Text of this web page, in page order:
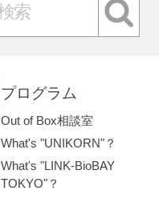
プログラム
Out of Box相談室
What's "UNIKORN"？
What's "LINK-BioBAY
TOKYO"？